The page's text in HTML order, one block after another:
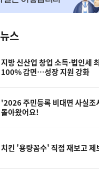
스
지방 신산업 창업 소득·법인세
100% 감면…성장 지원 강화
'2026 주민등록 비대면 사실조
돌아왔어요!
치킨 '용량꼼수' 직접 재보고 제